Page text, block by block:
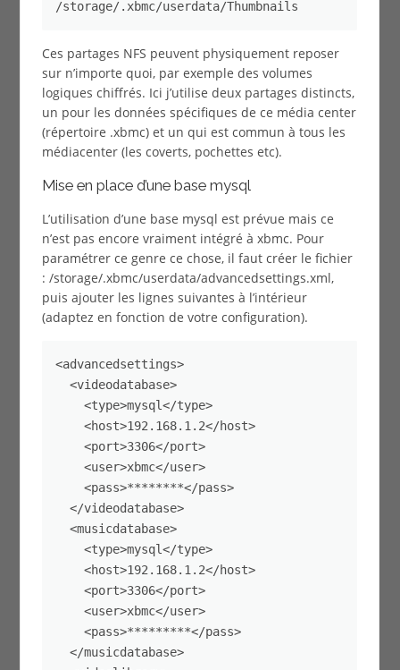
/storage/.xbmc/userdata/Thumbnails
Ces partages NFS peuvent physiquement reposer
sur n’importe quoi, par exemple des volumes
logiques chiffrés. Ici j’utilise deux partages distincts,
un pour les données spécifiques de ce média center
(répertoire .xbmc) et un qui est commun à tous les
médiacenter (les coverts, pochettes etc).
Mise en place d’une base mysql
L’utilisation d’une base mysql est prévue mais ce
n’est pas encore vraiment intégré à xbmc. Pour
paramétrer ce genre ce chose, il faut créer le fichier
: /storage/.xbmc/userdata/advancedsettings.xml,
puis ajouter les lignes suivantes à l’intérieur
(adaptez en fonction de votre configuration).
<advancedsettings>